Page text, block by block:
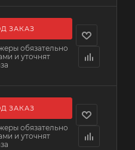
ЗАКАЗ
обязательно
и уточнят
ЗАКАЗ
обязательно
и уточнят